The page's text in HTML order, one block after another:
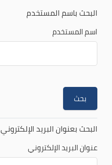
البحث باسم المستخدم
اسم المستخدم
البحث بعنوان البريد الإلكتروني
عنوان البريد الإلكتروني